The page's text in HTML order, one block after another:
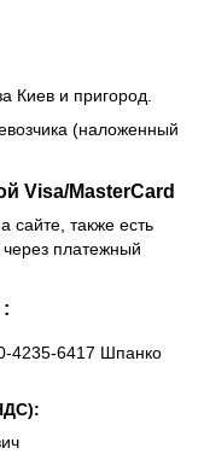
Киев и пригород.
(наложенный
Visa/MasterCard
сайте, также есть
платежный
4235-6417 Шпанко